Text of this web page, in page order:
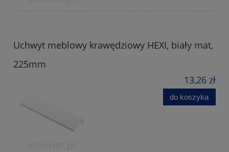
Uchwyt meblowy krawędziowy HEXI, biały mat,
225mm
13,26 zł
do koszyka